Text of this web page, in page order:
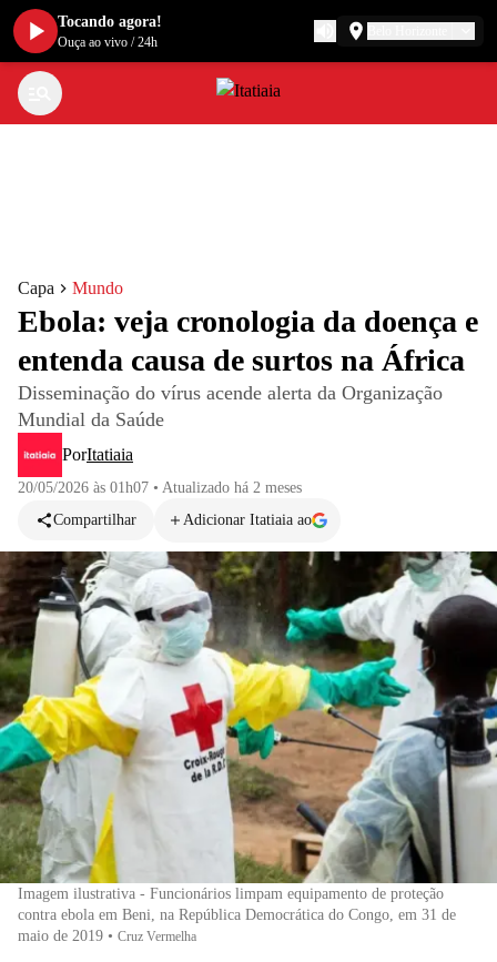
Capa Mundo
Ebola: veja cronologia da doença e
entenda causa de surtos na África
Disseminação do vírus acende alerta da Organização
Mundial da Saúde
PorItatiaia
20/05/2026 às 01h07 • Atualizado há 2 meses
Compartilhar
Adicionar Itatiaia ao
Imagem ilustrativa - Funcionários limpam equipamento de proteção
contra ebola em Beni, na República Democrática do Congo, em 31 de
maio de 2019 • Cruz Vermelha
Tocando agora!
Ouça ao vivo /24h